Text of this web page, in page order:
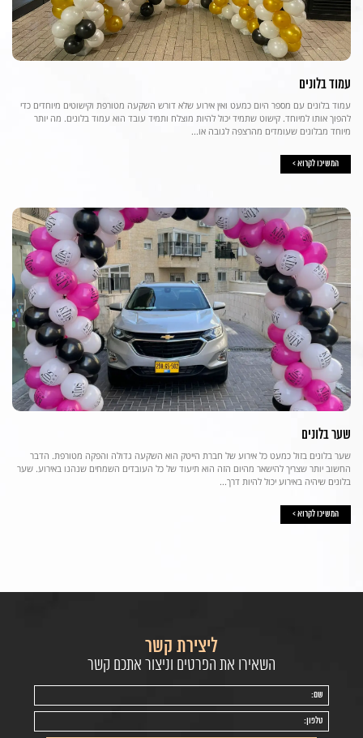
עמוד בלונים
עמוד בלונים עם מספר היום כמעט ואין אירוע שלא דורש השקעה מטורפת וקישוטים מיוחדים כדי
להפוך אותו למיוחד. קישוט שתמיד יכול להיות מוצלח ותמיד עובד הוא עמוד בלונים. מה יותר
מיוחד מבלונים שעומדים מהרצפה לגובה או...
המשיכו לקרוא >
שער בלונים
שער בלונים בזול כמעט כל אירוע של חברת הייטק הוא השקעה גדולה והפקה מטורפת. הדבר
החשוב יותר שצריך להישאר מהיום הזה הוא תיעוד של כל העובדים השמחים שנהנו באירוע. שער
בלונים שיהיה באירוע יכול להיות דרך...
המשיכו לקרוא >
ליצירת קשר
השאירו את הפרטים וניצור אתכם קשר